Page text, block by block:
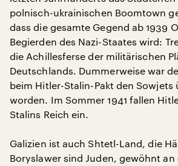
polnisch-ukrainischen Boomtown
dass die gesamte Gegend ab 1939
Begierden des Nazi-Staates wird:
die Achillesferse der militärischen
Deutschlands. Dummerweise war
beim Hitler-Stalin-Pakt den Sowjets
worden. Im Sommer 1941 fallen
Stalins Reich ein.
Galizien ist auch Shtetl-Land, die
Boryslawer sind Juden, gewöhnt